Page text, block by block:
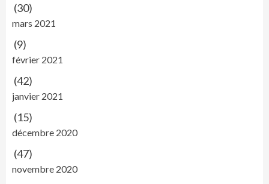
(30)
mars 2021
(9)
février 2021
(42)
janvier 2021
(15)
décembre 2020
(47)
novembre 2020